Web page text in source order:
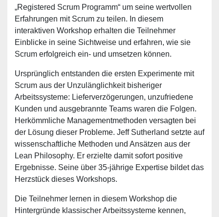
„Registered Scrum Programm“ um seine wertvollen
Erfahrungen mit Scrum zu teilen. In diesem
interaktiven Workshop erhalten die Teilnehmer
Einblicke in seine Sichtweise und erfahren, wie sie
Scrum erfolgreich ein- und umsetzen können.
Ursprünglich entstanden die ersten Experimente mit
Scrum aus der Unzulänglichkeit bisheriger
Arbeitssysteme: Lieferverzögerungen, unzufriedene
Kunden und ausgebrannte Teams waren die Folgen.
Herkömmliche Managementmethoden versagten bei
der Lösung dieser Probleme. Jeff Sutherland setzte auf
wissenschaftliche Methoden und Ansätzen aus der
Lean Philosophy. Er erzielte damit sofort positive
Ergebnisse. Seine über 35-jährige Expertise bildet das
Herzstück dieses Workshops.
Die Teilnehmer lernen in diesem Workshop die
Hintergründe klassischer Arbeitssysteme kennen,